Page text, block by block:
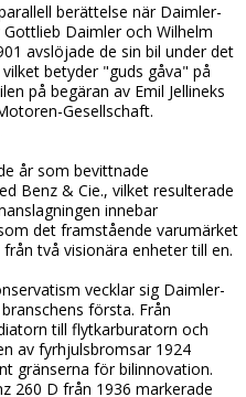
berättelse när Daimler-
Daimler och Wilhelm
avslöjade de sin bil under det
betyder "guds gåva" på
på begäran av Emil Jellineks
Gesellschaft.
år som bevittnade
Benz & Cie., vilket resulterade
innebar
det framstående varumärket
två visionära enheter till en.
vecklar sig Daimler-
första. Från
till flytkarburatorn och
av fyrhjulsbromsar 1924
gränserna för bilinnovation.
260 D från 1936 markerade